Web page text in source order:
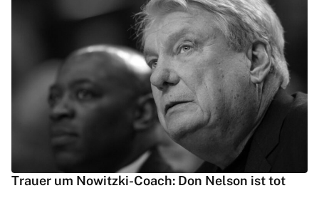
Trauer um Nowitzki-Coach: Don Nelson ist tot